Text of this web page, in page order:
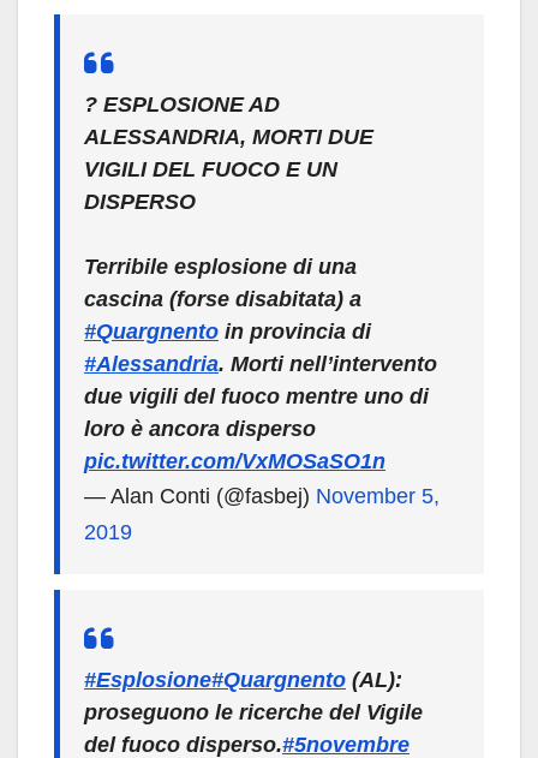
? ESPLOSIONE AD
ALESSANDRIA, MORTI DUE
VIGILI DEL FUOCO E UN
DISPERSO
Terribile esplosione di una
cascina (forse disabitata) a
#Quargnento in provincia di
#Alessandria. Morti nell’intervento
due vigili del fuoco mentre uno di
loro è ancora disperso
pic.twitter.com/VxMOSaSO1n
— Alan Conti (@fasbej) November 5,
2019
#Esplosione#Quargnento (AL):
proseguono le ricerche del Vigile
del fuoco disperso.#5novembre